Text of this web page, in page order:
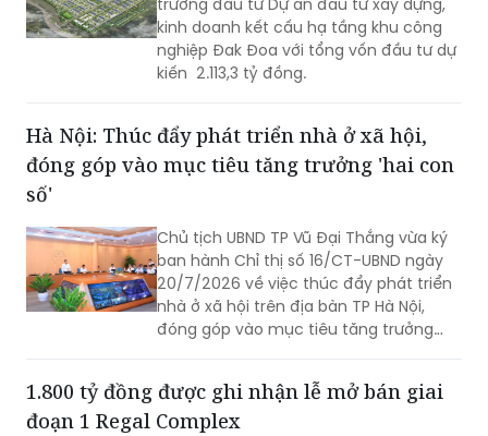
trương đầu tư Dự án đầu tư xây dựng,
kinh doanh kết cấu hạ tầng khu công
nghiệp Đak Đoa với tổng vốn đầu tư dự
kiến 2.113,3 tỷ đồng.
Hà Nội: Thúc đẩy phát triển nhà ở xã hội,
đóng góp vào mục tiêu tăng trưởng 'hai con
số'
Chủ tịch UBND TP Vũ Đại Thắng vừa ký
ban hành Chỉ thị số 16/CT-UBND ngày
20/7/2026 về việc thúc đẩy phát triển
nhà ở xã hội trên địa bàn TP Hà Nội,
đóng góp vào mục tiêu tăng trưởng
1.800 tỷ đồng được ghi nhận lễ mở bán giai
đoạn 1 Regal Complex